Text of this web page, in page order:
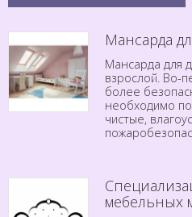
Мансарда
Мансарда для
взрослой. Во-
более
необходимо
чистые,
мебельных